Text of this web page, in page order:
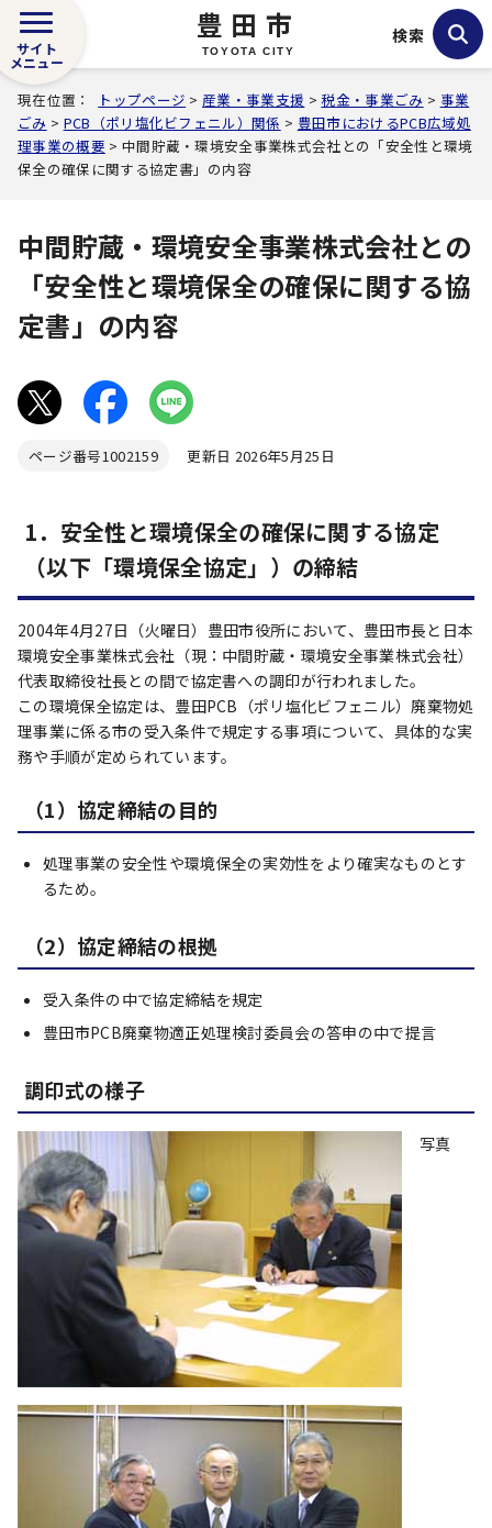
豊田市
TOYOTA CITY
サイト
メニュー
検索
現在位置： トップページ > 産業・事業支援 >税金・事業ごみ > 事業
ごみ > PCB（ポリ塩化ビフェニル）関係 > 豊田市におけるPCB広域処
理事業の概要 > 中間貯蔵・環境安全事業株式会社との「安全性と環境
保全の確保に関する協定書」の内容
中間貯蔵・環境安全事業株式会社との
「安全性と環境保全の確保に関する協
定書」の内容
ページ番号1002159 更新日 2026年5月25日
1．安全性と環境保全の確保に関する協定
（以下「環境保全協定」）の締結
2004年4月27日（火曜日）豊田市役所において、豊田市長と日本
環境安全事業株式会社（現：中間貯蔵・環境安全事業株式会社）
代表取締役社長との間で協定書への調印が行われました。
この環境保全協定は、豊田PCB（ポリ塩化ビフェニル）廃棄物処
理事業に係る市の受入条件で規定する事項について、具体的な実
務や手順が定められています。
（1）協定締結の目的
処理事業の安全性や環境保全の実効性をより確実なものとす
るため。
（2）協定締結の根拠
受入条件の中で協定締結を規定
豊田市PCB廃棄物適正処理検討委員会の答申の中で提言
調印式の様子
写真